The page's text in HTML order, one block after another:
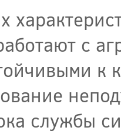
с
к
службы